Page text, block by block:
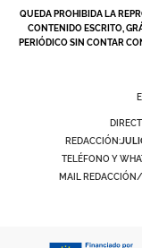
QUEDA PROHIBIDA LA
CONTENIDO ESCRITO,
PERIÓDICO SIN CONTAR
REDACCIÓN:
TELÉFONO Y
MAIL